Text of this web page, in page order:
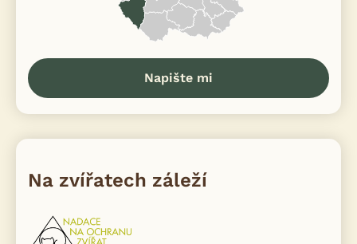
Napište mi
Na zvířatech záleží